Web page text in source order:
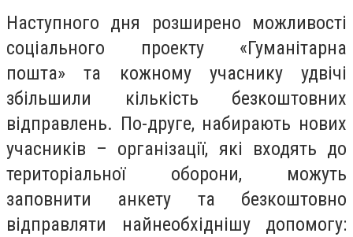
Наступного дня розширено можливості
соціального проекту «Гуманітарна
пошта» та кожному учаснику удвічі
збільшили кількість безкоштовних
відправлень. По-друге, набирають нових
учасників – організації, які входять до
територіальної оборони, можуть
заповнити анкету та безкоштовно
відправляти найнеобхіднішу допомогу: